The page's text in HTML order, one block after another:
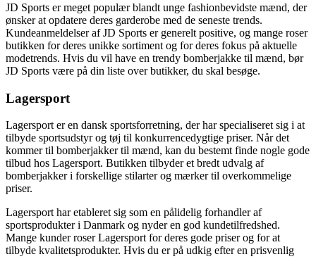
JD Sports er meget populær blandt unge fashionbevidste mænd, der
ønsker at opdatere deres garderobe med de seneste trends.
Kundeanmeldelser af JD Sports er generelt positive, og mange roser
butikken for deres unikke sortiment og for deres fokus på aktuelle
modetrends. Hvis du vil have en trendy bomberjakke til mænd, bør
JD Sports være på din liste over butikker, du skal besøge.
Lagersport
Lagersport er en dansk sportsforretning, der har specialiseret sig i at
tilbyde sportsudstyr og tøj til konkurrencedygtige priser. Når det
kommer til bomberjakker til mænd, kan du bestemt finde nogle gode
tilbud hos Lagersport. Butikken tilbyder et bredt udvalg af
bomberjakker i forskellige stilarter og mærker til overkommelige
priser.
Lagersport har etableret sig som en pålidelig forhandler af
sportsprodukter i Danmark og nyder en god kundetilfredshed.
Mange kunder roser Lagersport for deres gode priser og for at
tilbyde kvalitetsprodukter. Hvis du er på udkig efter en prisvenlig